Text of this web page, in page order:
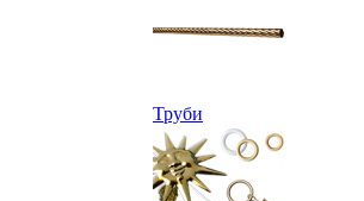
Труби